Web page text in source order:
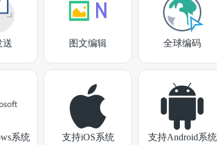
送 图文编辑 全球编码
系统 支持iOS系统 支持Android系统